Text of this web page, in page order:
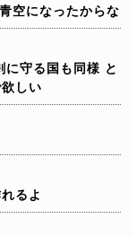
空になったからな
に守る国も同様 と
しい
るよ